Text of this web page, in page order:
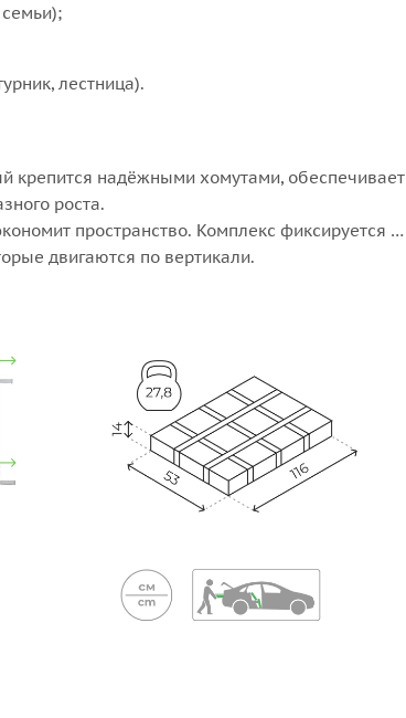
лестница).
крепится надёжными хомутами, обеспечивает
роста.
пространство. Комплекс фиксируется с
двигаются по вертикали.